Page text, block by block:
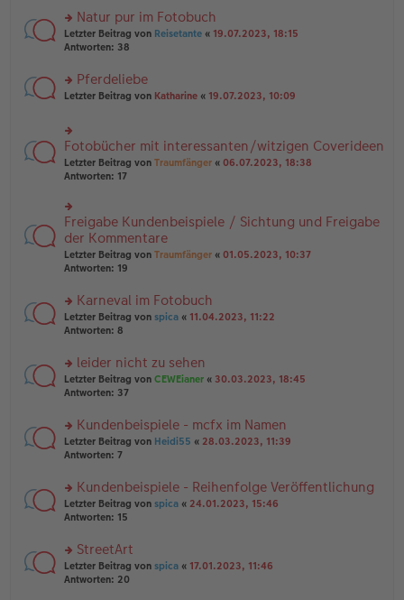
gB
ei
tr
g
n
g
el
e
n
ei
tr
a
g
rs
te
n
g
es
e
n
er
B
tr
a
g
Natur pur im Fotobuch
Letzter Beitrag von Reisetante « 19.07.2023, 18:15
Antworten: 38
rs
u
n
g
el
e
n
er
B
ei
tr
g
Pferdeliebe
Letzter Beitrag von Katharine « 19.07.2023, 10:09
rs
te
r
g
el
es
e
n
ei
tr
a
Fotobücher mit interessanten/witzigen Coverideen
Letzter Beitrag von Traumfänger « 06.07.2023, 18:38
Antworten: 17
rs
te
r
u
n
el
es
e
B
ei
tr
g
Freigabe Kundenbeispiele / Sichtung und Freigabe
der Kommentare
Letzter Beitrag von Traumfänger « 01.05.2023, 10:37
Antworten: 19
rs
te
n
g
el
e
n
er
tr
a
g
Karneval im Fotobuch
Letzter Beitrag von spica « 11.04.2023, 11:22
Antworten: 8
rs
te
n
g
el
e
n
er
tr
a
g
leider nicht zu sehen
Letzter Beitrag von CEWEianer « 30.03.2023, 18:45
Antworten: 37
rs
te
n
g
el
e
n
er
Kundenbeispiele - mcfx im Namen
Letzter Beitrag von Heidi55 « 28.03.2023, 11:39
Antworten: 7
rs
te
n
g
el
Kundenbeispiele - Reihenfolge Veröffentlichung
Letzter Beitrag von spica « 24.01.2023, 15:46
Antworten: 15
rs
te
StreetArt
Letzter Beitrag von spica « 17.01.2023, 11:46
Antworten: 20